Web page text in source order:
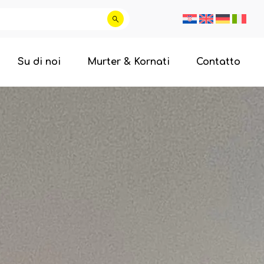
Su di noi Murter & Kornati Contatto